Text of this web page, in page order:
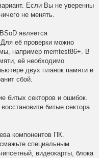
Если Вы не уверенны
не менять.
является
Для её проверки можно
например memtest86+. В
её необходимо
двух планок памяти и
сбой.
битых секторов и ошибок.
битые сектора
компонентов ПК.
специальным
видеокарты, блока